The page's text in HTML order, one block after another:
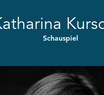
ÖFFNENSchauspiel